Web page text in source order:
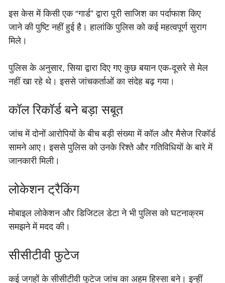
इस केस में किसी एक “गार्ड” द्वारा पूरी साजिश का पर्दाफाश किए
जाने की पुष्टि नहीं हुई है। हालांकि पुलिस को कई महत्वपूर्ण सुराग
मिले।
पुलिस के अनुसार, सिया द्वारा दिए गए कुछ बयान एक-दूसरे से मेल
नहीं खा रहे थे। इससे जांचकर्ताओं का संदेह बढ़ गया।
कॉल रिकॉर्ड बने बड़ा सबूत
जांच में दोनों आरोपियों के बीच बड़ी संख्या में कॉल और मैसेज रिकॉर्ड
सामने आए। इससे पुलिस को उनके रिश्ते और गतिविधियों के बारे में
जानकारी मिली।
लोकेशन ट्रैकिंग
मोबाइल लोकेशन और डिजिटल डेटा ने भी पुलिस को घटनाक्रम
समझने में मदद की।
सीसीटीवी फुटेज
कई जगहों के सीसीटीवी फुटेज जांच का अहम हिस्सा बने। इन्हीं